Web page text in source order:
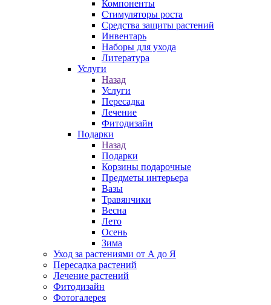
Компоненты
Стимуляторы роста
Средства защиты растений
Инвентарь
Наборы для ухода
Литература
Услуги
Назад
Услуги
Пересадка
Лечение
Фитодизайн
Подарки
Назад
Подарки
Корзины подарочные
Предметы интерьера
Вазы
Травянчики
Весна
Лето
Осень
Зима
Уход за растениями от А до Я
Пересадка растений
Лечение растений
Фитодизайн
Фотогалерея